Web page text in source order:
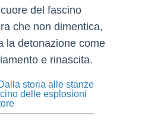
del fascino
che non dimentica,
la detonazione come
e rinascita.
storia alle stanze
delle esplosioni